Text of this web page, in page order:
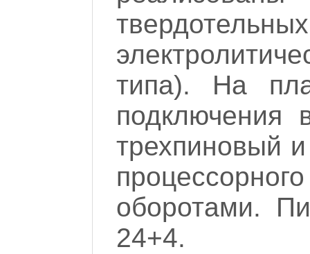
типа). На
подключения
трехпиновый
оборотами.
24+4.